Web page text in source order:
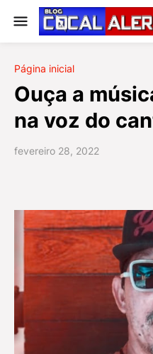
Página inicial
Ouça a
na voz do
fevereiro 28, 2022